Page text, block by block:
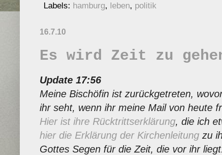
Labels: hamburg, leben, politik
16.7.10
Es wird Zeit zu
Update 17:56
Meine Bischöfin ist zurückgetreten,
ihr seht, wenn ihr meine Mail von heute
Hier ist ihre Rücktrittserklärung, die ich
hier die Erklärung der Kirchenleitung zu
Gottes Segen für die Zeit, die vor ihr